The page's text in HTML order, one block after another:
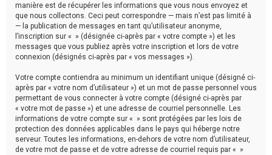
manière est de récupérer les informations que vous nous envoyez et
que nous collectons. Ceci peut correspondre — mais n’est pas limité à
— la publication de messages en tant qu’utilisateur anonyme,
l’inscription sur « » (désignée ci-après par « votre compte ») et les
messages que vous publiez après votre inscription et lors de votre
connexion (désignés ci-après par « vos messages »).
Votre compte contiendra au minimum un identifiant unique (désigné ci-
après par « votre nom d’utilisateur ») et un mot de passe personnel vous
permettant de vous connecter à votre compte (désigné ci-après par
« votre mot de passe ») et une adresse de courriel personnelle. Les
informations de votre compte sur « » sont protégées par les lois de
protection des données applicables dans le pays qui héberge notre
serveur. Toutes les informations, en-dehors de votre nom d’utilisateur,
de votre mot de passe et de votre adresse de courriel requis par « »